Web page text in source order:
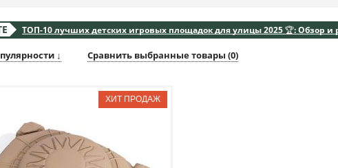
ТОП-10 лучших детских игровых площадок для улицы 2025 🏆: Обзор и
↓ Сравнить выбранные товары (0)